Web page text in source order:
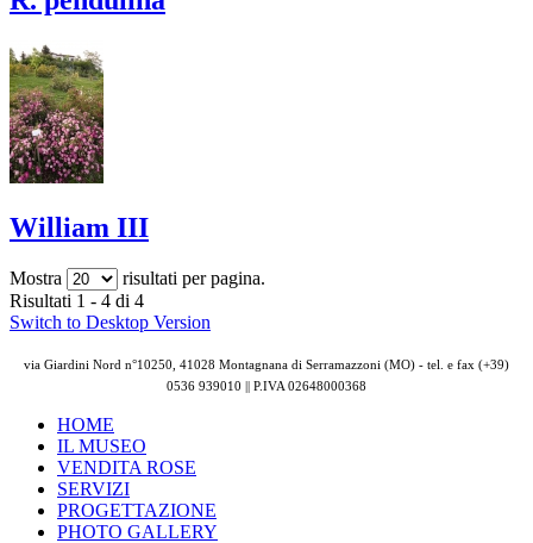
William III
Mostra
risultati per pagina.
Risultati 1 - 4 di 4
Switch to Desktop Version
via Giardini Nord n°10250, 41028 Montagnana di Serramazzoni (MO) - tel. e fax (+39)
0536 939010 || P.IVA 02648000368
HOME
IL MUSEO
VENDITA ROSE
SERVIZI
PROGETTAZIONE
PHOTO GALLERY